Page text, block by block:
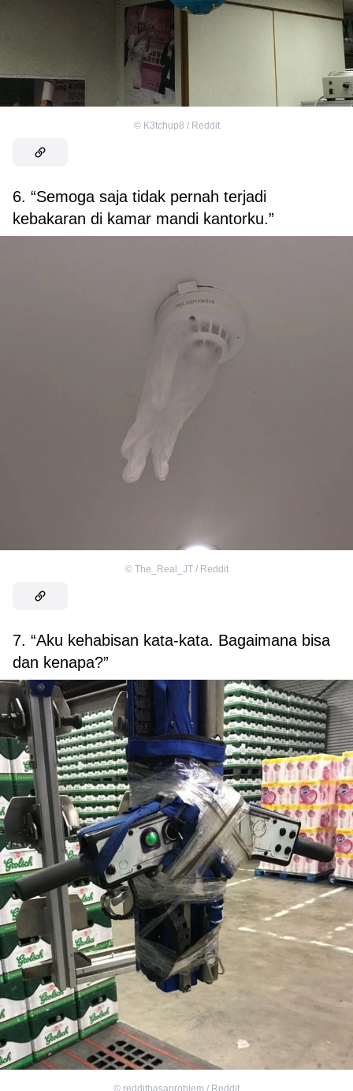
© K3tchup8 / Reddit
6. “Semoga saja tidak pernah terjadi
kebakaran di kamar mandi kantorku.”
© The_Real_JT / Reddit
7. “Aku kehabisan kata-kata. Bagaimana bisa
dan kenapa?”
© reddithasaproblem / Reddit